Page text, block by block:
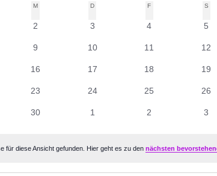
MMITTWOCH D F S
0
2
0
3
0
4
0
5
0
9
010
011
012
016
017
018
019
0
23
0
24
0
25
0
26
0
30
01
0
2
0
3
für diese Ansicht gefunden. Hier geht es zu den nächsten